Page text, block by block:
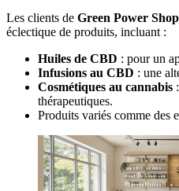
Les clients de Green Power Shop
éclectique de produits, incluant :
Huiles de CBD : pour un
Infusions au CBD : une
Cosmétiques au cannabis
thérapeutiques.
Produits variés comme des